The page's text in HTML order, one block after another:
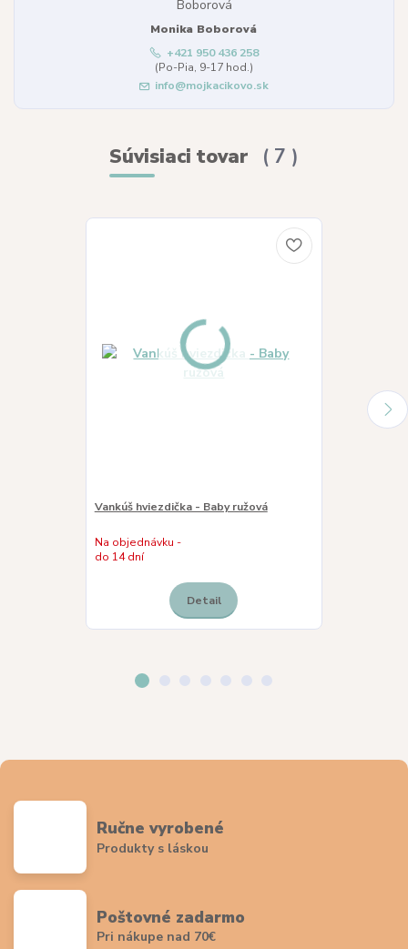
Monika Boborová
+421 950 436 258
(Po-Pia, 9-17 hod.)
info@mojkacikovo.sk
Súvisiaci tovar 7
Vankúš hviezdička - Baby ružová
Na objednávku -
do 14 dní
Detail
Ručne vyrobené
Produkty s láskou
Poštovné zadarmo
Pri nákupe nad 70€